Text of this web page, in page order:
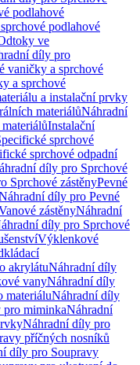
podlahové
podlahové
ve
díly pro
vaničky a sprchové
a sprchové
a instalační prvky
materiálůNáhradní
Instalační
sprchové
sprchové odpadní
díly pro Sprchové
Sprchové zástěnyPevné
díly pro Pevné
zástěnyNáhradní
díly pro Sprchové
Výklenkové
akrylátuNáhradní díly
vanyNáhradní díly
materiáluNáhradní díly
pro miminkaNáhradní
Náhradní díly pro
příčných nosníků
díly pro Soupravy